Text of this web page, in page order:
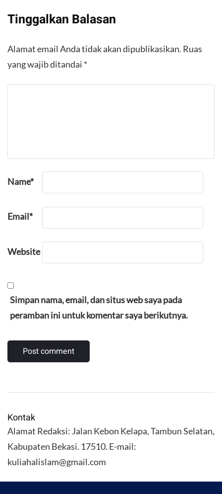
Tinggalkan Balasan
Alamat email Anda tidak akan dipublikasikan. Ruas
yang wajib ditandai *
Name*
Email*
Website
Simpan nama, email, dan situs web saya pada
peramban ini untuk komentar saya berikutnya.
Kontak
Alamat Redaksi: Jalan Kebon Kelapa, Tambun Selatan,
Kabupaten Bekasi. 17510. E-mail:
kuliahalislam@gmail.com